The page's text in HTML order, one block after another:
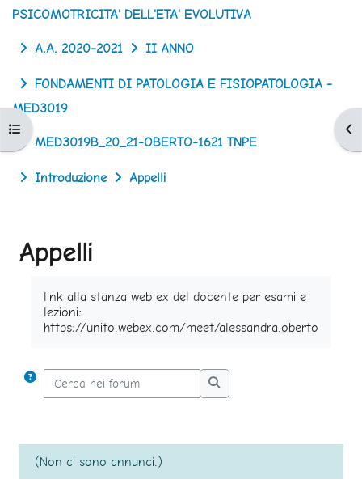
Apri indice del corso
PSICOMOTRICITA' DELL'ETA' EVOLUTIVA
A.A. 2020-2021 II ANNO
FONDAMENTI DI PATOLOGIA E FISIOPATOLOGIA -
MED3019
MED3019B_20_21-OBERTO-1621 TNPE
Introduzione Appelli
Appelli
link alla stanza web ex del docente per esami e
lezioni:
https://unito.webex.com/meet/alessandra.oberto
Cerca nei forum
Cerca nei forum
(Non ci sono annunci.)